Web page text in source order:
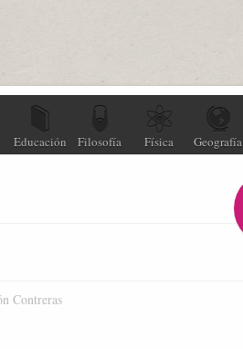
Educación Filosofía Física Geografía
Contreras